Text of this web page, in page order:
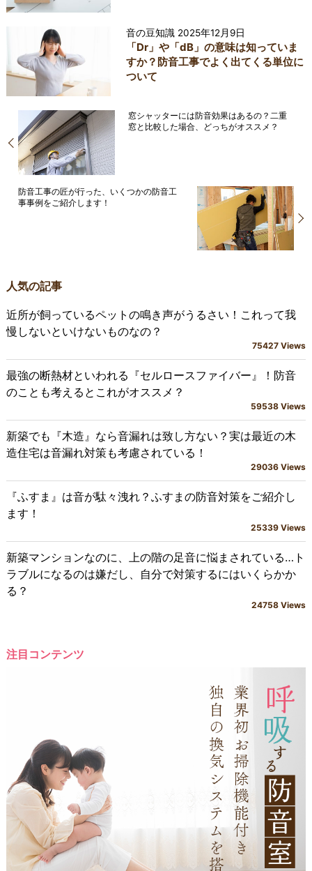
音の豆知識 2025年12月9日
「Dr」や「dB」の意味は知っていま
すか？防音工事でよく出てくる単位に
ついて
窓シャッターには防音効果はあるの？二重
窓と比較した場合、どっちがオススメ？
防音工事の匠が行った、いくつかの防音工
事事例をご紹介します！
人気の記事
近所が飼っているペットの鳴き声がうるさい！これって我
慢しないといけないものなの？
75427 Views
最強の断熱材といわれる『セルロースファイバー』！防音
のことも考えるとこれがオススメ？
59538 Views
新築でも『木造』なら音漏れは致し方ない？実は最近の木
造住宅は音漏れ対策も考慮されている！
29036 Views
『ふすま』は音が駄々洩れ？ふすまの防音対策をご紹介し
ます！
25339 Views
新築マンションなのに、上の階の足音に悩まされている…ト
ラブルになるのは嫌だし、自分で対策するにはいくらかか
る？
24758 Views
注目コンテンツ